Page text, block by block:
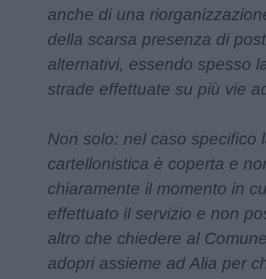
anche di una
della scarsa presenza di
alternativi, essendo spesso
strade effettuate su più vie
Non solo: nel caso specifico
cartellonistica è coperta e
chiaramente il momento in
effettuato il servizio e non
altro che chiedere al
adopri assieme ad Alia per